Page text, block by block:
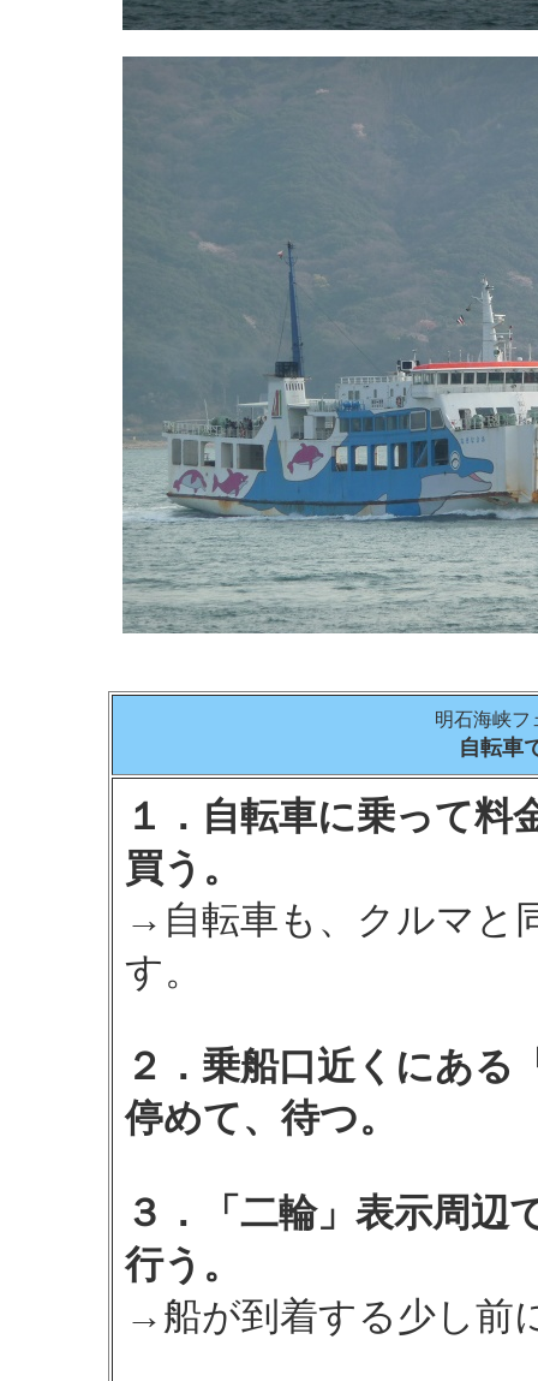
明石海峡フ
自転車
１．自転車に乗って料
買う。
→自転車も、クルマと
す。
２．乗船口近くにある
停めて、待つ。
３．「二輪」表示周辺
行う。
→船が到着する少し前